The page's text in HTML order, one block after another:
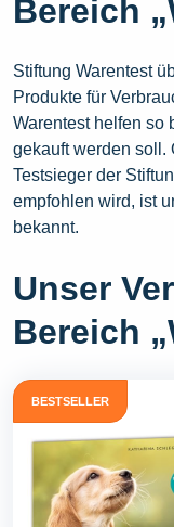
Bereich
Stiftung Warentest
Produkte für
Warentest helfen so
gekauft werden soll.
Testsieger der
empfohlen wird, ist
bekannt.
Unser
Bereich
BESTSELLER